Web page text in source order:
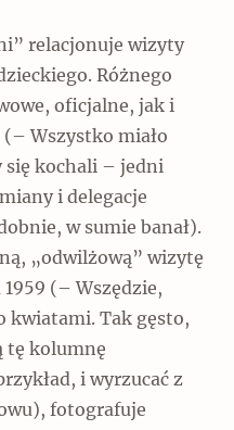
relacjonuje wizyty
Różnego
oficjalne, jak i
Wszystko miało
się kochali – jedni
i delegacje
w sumie banał).
„odwilżową” wizytę
(– Wszędzie,
kwiatami. Tak gęsto,
tę kolumnę
i wyrzucać z
fotografuje